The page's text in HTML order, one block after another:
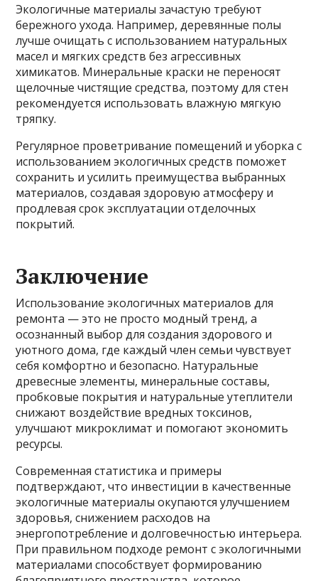
Экологичные материалы зачастую требуют
бережного ухода. Например, деревянные полы
лучше очищать с использованием натуральных
масел и мягких средств без агрессивных
химикатов. Минеральные краски не переносят
щелочные чистящие средства, поэтому для стен
рекомендуется использовать влажную мягкую
тряпку.
Регулярное проветривание помещений и уборка с
использованием экологичных средств поможет
сохранить и усилить преимущества выбранных
материалов, создавая здоровую атмосферу и
продлевая срок эксплуатации отделочных
покрытий.
Заключение
Использование экологичных материалов для
ремонта — это не просто модный тренд, а
осознанный выбор для создания здорового и
уютного дома, где каждый член семьи чувствует
себя комфортно и безопасно. Натуральные
древесные элементы, минеральные составы,
пробковые покрытия и натуральные утеплители
снижают воздействие вредных токсинов,
улучшают микроклимат и помогают экономить
ресурсы.
Современная статистика и примеры
подтверждают, что инвестиции в качественные
экологичные материалы окупаются улучшением
здоровья, снижением расходов на
энергопотребление и долговечностью интерьера.
При правильном подходе ремонт с экологичными
материалами способствует формированию